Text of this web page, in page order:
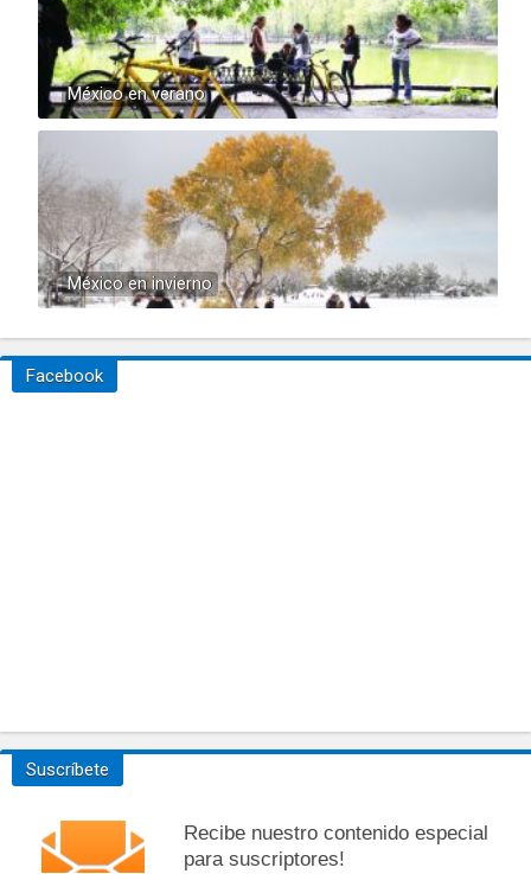
México en verano
México en invierno
Facebook
Suscríbete
Recibe nuestro contenido especial
para suscriptores!